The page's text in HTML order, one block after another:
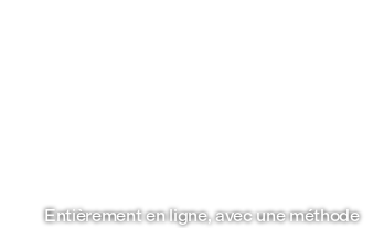
Entièrement en ligne, avec une méthode